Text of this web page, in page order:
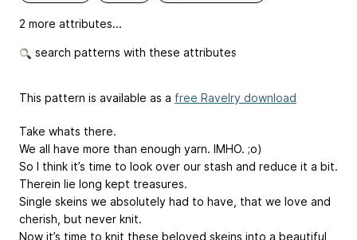
2 more attributes...
search patterns with these attributes
This pattern is available as a free Ravelry download
Take whats there.
We all have more than enough yarn. IMHO. ;o)
So I think it’s time to look over our stash and reduce it a bit.
Therein lie long kept treasures.
Single skeins we absolutely had to have, that we love and
cherish, but never knit.
Now it’s time to knit these beloved skeins into a beautiful